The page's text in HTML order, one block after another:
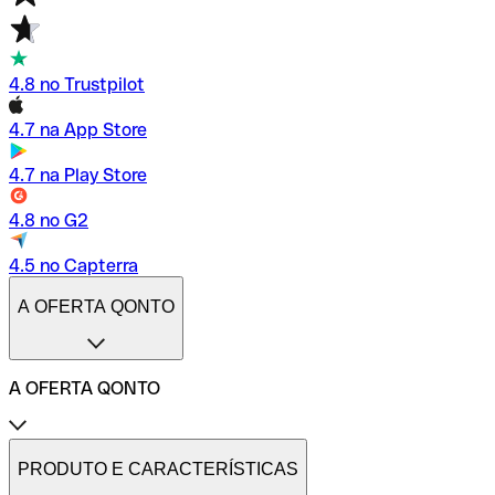
4.8 no Trustpilot
4.7 na App Store
4.7 na Play Store
4.8 no G2
4.5 no Capterra
A OFERTA QONTO
A OFERTA QONTO
Tarifas
Conta profissional online
PRODUTO E CARACTERÍSTICAS